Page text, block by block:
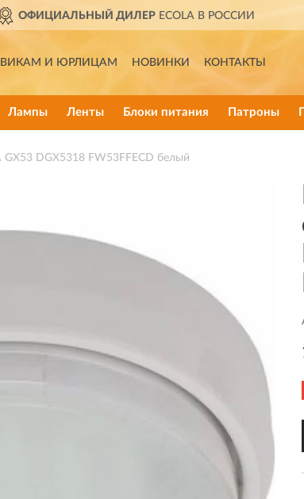
ОФИЦИАЛЬНЫЙ ДИЛЕРECOLA В РОССИИ
И ЮРЛИЦАМ НОВИНКИ КОНТАКТЫ
Лампы Ленты Блоки питания Патроны
GX53 DGX5318 FW53FFECD белый